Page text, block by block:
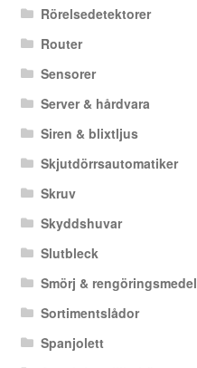
Rörelsedetektorer
Router
Sensorer
Server & hårdvara
Siren & blixtljus
Skjutdörrsautomatiker
Skruv
Skyddshuvar
Slutbleck
Smörj & rengöringsmedel
Sortimentslådor
Spanjolett